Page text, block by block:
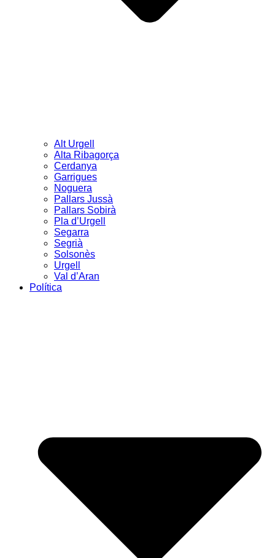
Alt Urgell
Alta Ribagorça
Cerdanya
Garrigues
Noguera
Pallars Jussà
Pallars Sobirà
Pla d’Urgell
Segarra
Segrià
Solsonès
Urgell
Val d’Aran
Política